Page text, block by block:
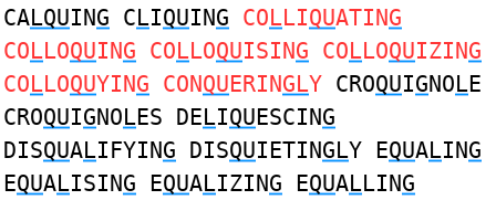
CALQUING CLIQUING COLLIQUATING
COLLOQUING COLLOQUISING COLLOQUIZING
COLLOQUYING CONQUERINGLY CROQUIGNOLE
CROQUIGNOLES DELIQUESCING
DISQUALIFYING DISQUIETINGLY EQUALING
EQUALISING EQUALIZING EQUALLING